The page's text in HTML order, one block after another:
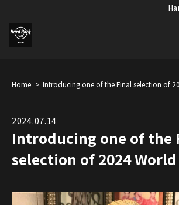
Home Introducing one of the Final selection of
2024.07.14
Introducing one of the
selection of 2024